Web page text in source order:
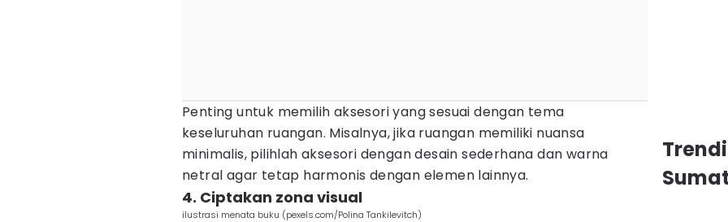
Penting untuk memilih aksesori yang sesuai dengan tema
keseluruhan ruangan. Misalnya, jika ruangan memiliki nuansa
minimalis, pilihlah aksesori dengan desain sederhana dan warna
netral agar tetap harmonis dengan elemen lainnya.
4. Ciptakan zona visual
ilustrasi menata buku (pexels.com/Polina Tankilevitch)